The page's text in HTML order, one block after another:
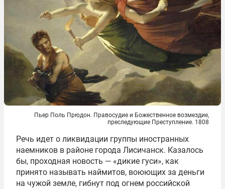
Пьер Поль Прюдон. Правосудие и Божественное возмездие,
преследующие Преступление. 1808
Речь идет о ликвидации группы иностранных
наемников в районе города Лисичанск. Казалось
бы, проходная новость — «дикие гуси», как
принято называть наймитов, воюющих за деньги
на чужой земле, гибнут под огнем российской